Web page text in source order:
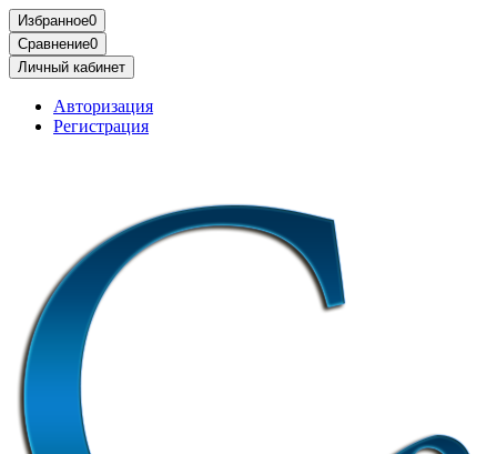
Избранное0
Сравнение0
Личный кабинет
Авторизация
Регистрация